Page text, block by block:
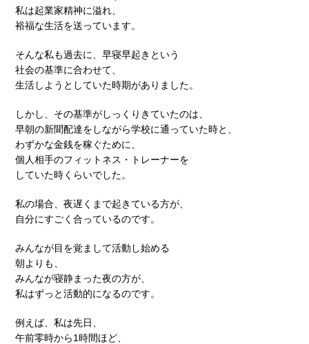
私は起業家精神に溢れ、
裕福な生活を送っています。
そんな私も過去に、早寝早起きという
社会の基準に合わせて、
生活しようとしていた時期がありました。
しかし、その基準がしっくりきていたのは、
早朝の新聞配達をしながら学校に通っていた時と、
わずかな金銭を稼ぐために、
個人相手のフィットネス・トレーナーを
していた時くらいでした。
私の場合、夜遅くまで起きている方が、
自分にすごく合っているのです。
みんなが目を覚まして活動し始める
朝よりも、
みんなが寝静まった夜の方が、
私はずっと活動的になるのです。
例えば、私は先日、
午前零時から1時間ほど、